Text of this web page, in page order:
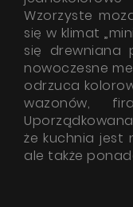
Wzorzyste
się w klimat
się drewniana
nowoczesne
odrzuca
wazonów,
że kuchnia jest
ale także